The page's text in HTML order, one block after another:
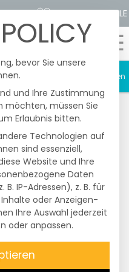
KUNDENPORTALE
☰
Ort
der
Altheim Netz AG
und
der
(FRE) statt. Davon
bis 99,99 kWp.
Die Anlagen wurden
wieder auf100 %
Sie, ob Ihre
.
Schließen
bevor Sie unsere
und Ihre Zustimmung
möchten, müssen Sie
Erlaubnis bitten.
Technologien auf
sind essenziell,
Website und Ihre
Daten
IP-Adressen), z. B. für
oder Anzeigen-
Ihre Auswahl jederzeit
oder anpassen.